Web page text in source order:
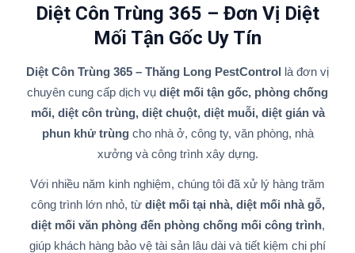
Diệt Côn Trùng 365 – Đơn Vị Diệt
Mối Tận Gốc Uy Tín
Diệt Côn Trùng 365 – Thăng Long PestControl là đơn vị
chuyên cung cấp dịch vụ diệt mối tận gốc, phòng chống
mối, diệt côn trùng, diệt chuột, diệt muỗi, diệt gián và
phun khử trùngcho nhà ở, công ty, văn phòng, nhà
xưởng và công trình xây dựng.
Với nhiều năm kinh nghiệm, chúng tôi đã xử lý hàng trăm
công trình lớn nhỏ, từ diệt mối tại nhà, diệt mối nhà gỗ,
diệt mối văn phòng đến phòng chống mối công trình,
giúp khách hàng bảo vệ tài sản lâu dài và tiết kiệm chi phí